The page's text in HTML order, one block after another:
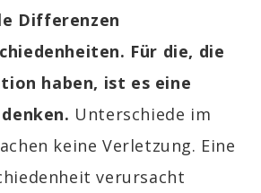
Differenzen
Für die, die
haben, ist es eine
Unterschiede im
keine Verletzung. Eine
verursacht